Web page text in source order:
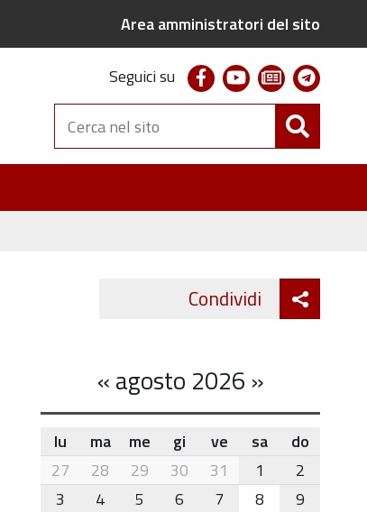
Area amministratori del sito
Seguici su facebookyoutubenewsletter
Cerca
nel
sito
Condividi Twitter
«agosto 2026 »
month-
8
lu ma me gi ve sa
do
27
28 29 30 31 1
2
3
4 5 6 7 8
9